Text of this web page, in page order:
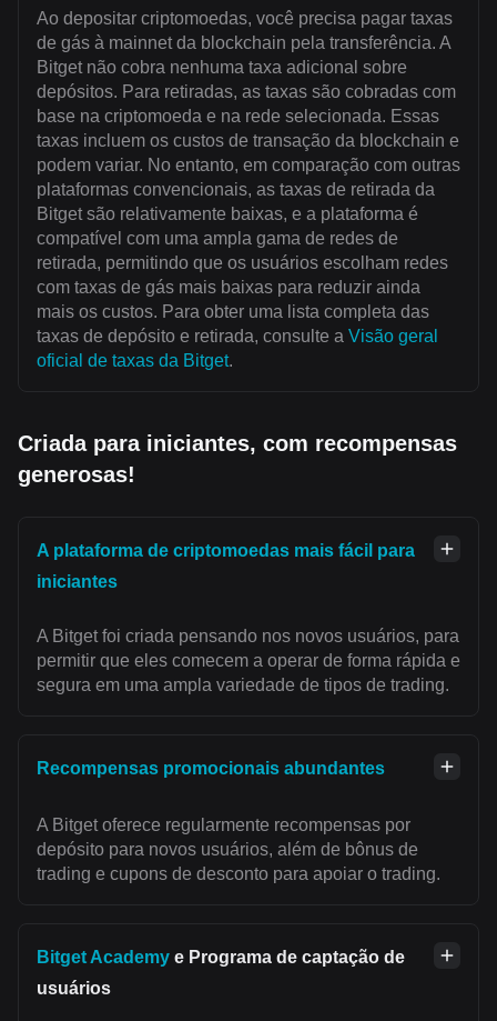
Ao depositar criptomoedas, você precisa pagar taxas
de gás à mainnet da blockchain pela transferência. A
Bitget não cobra nenhuma taxa adicional sobre
depósitos. Para retiradas, as taxas são cobradas com
base na criptomoeda e na rede selecionada. Essas
taxas incluem os custos de transação da blockchain e
podem variar. No entanto, em comparação com outras
plataformas convencionais, as taxas de retirada da
Bitget são relativamente baixas, e a plataforma é
compatível com uma ampla gama de redes de
retirada, permitindo que os usuários escolham redes
com taxas de gás mais baixas para reduzir ainda
mais os custos. Para obter uma lista completa das
taxas de depósito e retirada, consulte a Visão geral
oficial de taxas da Bitget.
Criada para iniciantes, com recompensas
generosas!
A plataforma de criptomoedas mais fácil para
iniciantes
A Bitget foi criada pensando nos novos usuários, para
permitir que eles comecem a operar de forma rápida e
segura em uma ampla variedade de tipos de trading.
Recompensas promocionais abundantes
A Bitget oferece regularmente recompensas por
depósito para novos usuários, além de bônus de
trading e cupons de desconto para apoiar o trading.
Bitget Academy e Programa de captação de
usuários